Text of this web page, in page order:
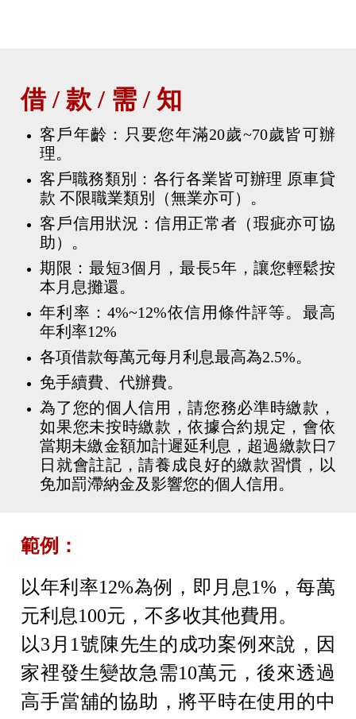
借 / 款 / 需 / 知
客戶年齡：只要您年滿20歲~70歲皆可辦
理。
客戶職務類別：各行各業皆可辦理 原車貸
款 不限職業類別（無業亦可）。
客戶信用狀況：信用正常者（瑕疵亦可協
助）。
期限：最短3個月，最長5年，讓您輕鬆按
本月息攤還。
年利率：4%~12%依信用條件評等。最高
年利率12%
各項借款每萬元每月利息最高為2.5%。
免手續費、代辦費。
為了您的個人信用，請您務必準時繳款，
如果您未按時繳款，依據合約規定，會依
當期未繳金額加計遲延利息，超過繳款日7
日就會註記，請養成良好的繳款習慣，以
免加罰滯納金及影響您的個人信用。
範例：
以年利率12%為例，即月息1%，每萬
元利息100元，不多收其他費用。
以3月1號陳先生的成功案例來說，因
家裡發生變故急需10萬元，後來透過
高手當舖的協助，將平時在使用的中